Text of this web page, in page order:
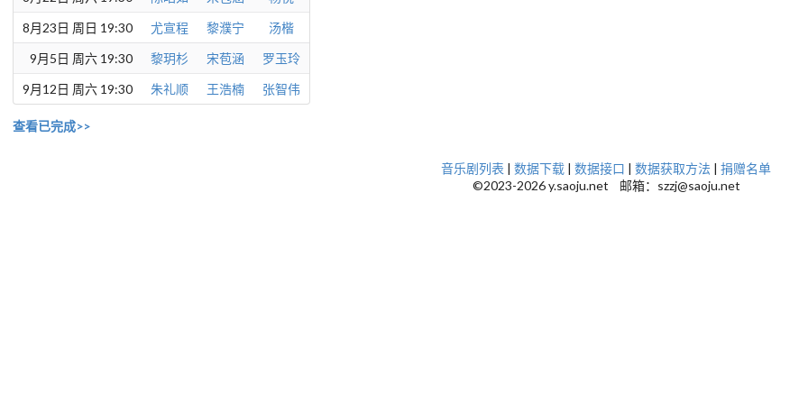
8月23日 周日 19:30
尤宣程 黎濮宁
汤楷
9月5日 周六 19:30
黎玥杉 宋苞涵
罗玉玲
9月12日 周六 19:30
朱礼顺 王浩楠 张智伟
查看已完成>>
音乐剧列表 | 数据下载 | 数据接口 | 数据获取方法 | 捐赠名单
©2023-2026 y.saoju.net 邮箱：szzj@saoju.net